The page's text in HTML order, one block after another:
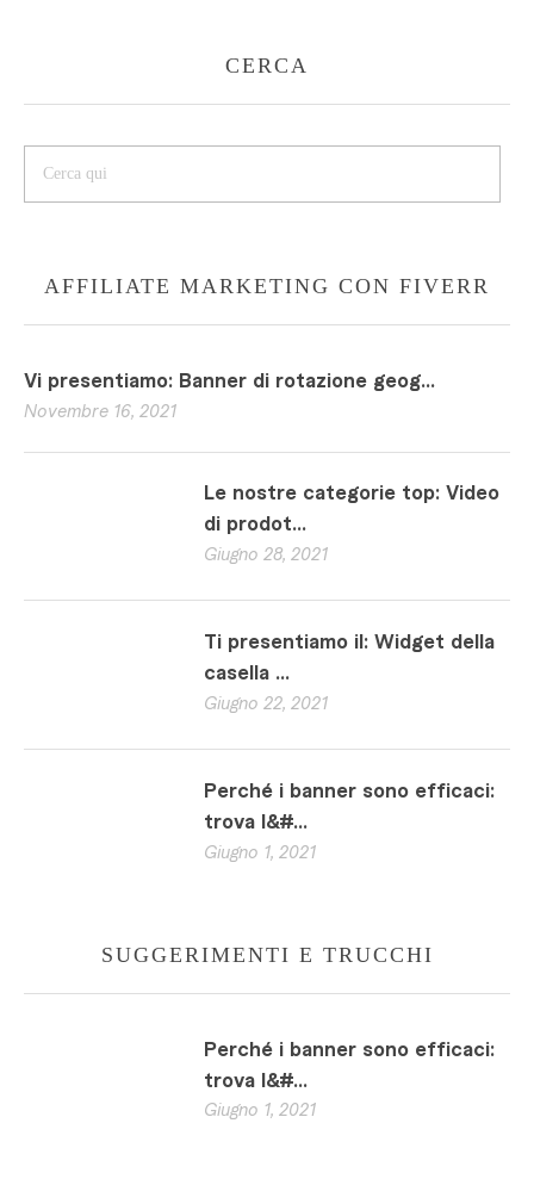
CERCA
AFFILIATE MARKETING CON FIVERR
Vi presentiamo: Banner di rotazione geog...
Novembre 16, 2021
Le nostre categorie top: Video
di prodot...
Giugno 28, 2021
Ti presentiamo il: Widget della
casella ...
Giugno 22, 2021
Perché i banner sono efficaci:
trova l&#...
Giugno 1, 2021
SUGGERIMENTI E TRUCCHI
Perché i banner sono efficaci:
trova l&#...
Giugno 1, 2021